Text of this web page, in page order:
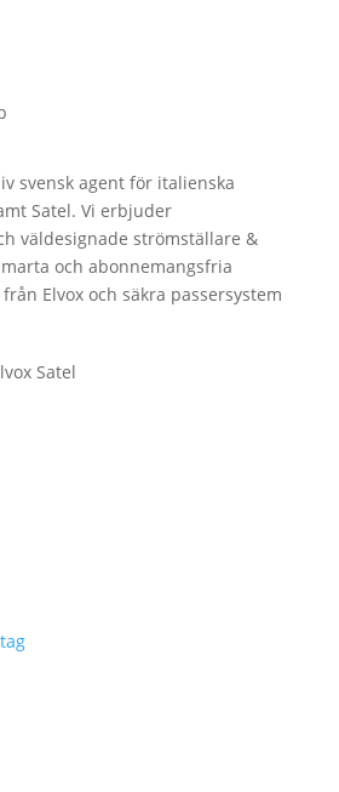
svensk agent för italienska
Satel. Vi erbjuder
väldesignade strömställare &
och abonnemangsfria
Elvox och säkra passersystem